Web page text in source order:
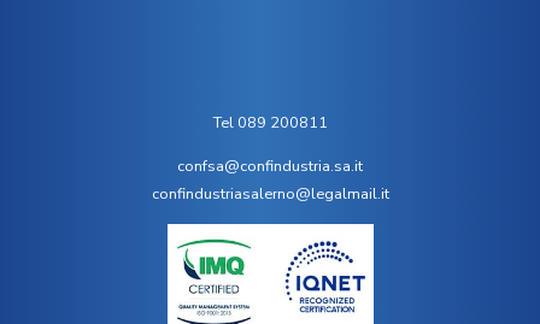
Tel 089 200811
confsa@confindustria.sa.it
confindustriasalerno@legalmail.it